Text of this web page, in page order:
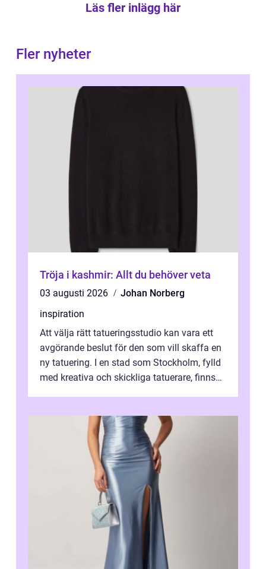
Läs fler inlägg här
Fler nyheter
Tröja i kashmir: Allt du behöver veta
03 augusti 2026
Johan Norberg
inspiration
Att välja rätt tatueringsstudio kan vara ett
avgörande beslut för den som vill skaffa en
ny tatuering. I en stad som Stockholm, fylld
med kreativa och skickliga tatuerare, finns